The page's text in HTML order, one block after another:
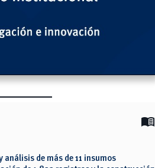
menu_book
análisis de más de 11 insumos